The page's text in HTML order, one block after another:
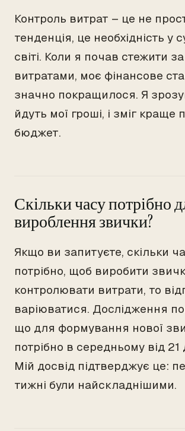
Контроль витрат – це не
тенденція, це необхідність у
світі. Коли я почав стежити
витратами, моє фінансове
значно покращилося. Я
йдуть мої гроші, і зміг краще
бюджет.
Скільки часу потрібно
вироблення звички?
Якщо ви запитуєте, скільки
потрібно, щоб виробити
контролювати витрати, то
варіюватися. Дослідження
що для формування нової
потрібно в середньому від 21
Мій досвід підтверджує це:
тижні були найскладнішими.